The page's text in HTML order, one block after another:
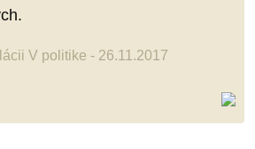
V politike - 26.11.2017